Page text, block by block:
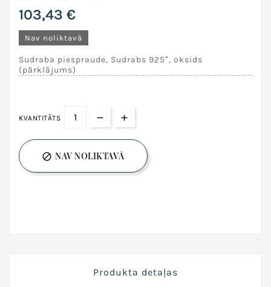
103,43 €
Nav noliktavā
Sudraba piespraude, Sudrabs 925°, oksids
(pārklājums)
KVANTITĀTS
 NAV NOLIKTAVĀ
Produkta detaļas